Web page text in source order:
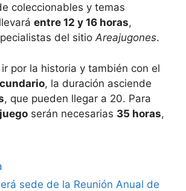
coleccionables y temas
entre 12 y 16 horas,
del sitioAreajugones.
por la historia y también con el
, la duración asciende
, que pueden llegar a 20. Para
serán necesarias 35 horas,
sede de la Reunión Anual de